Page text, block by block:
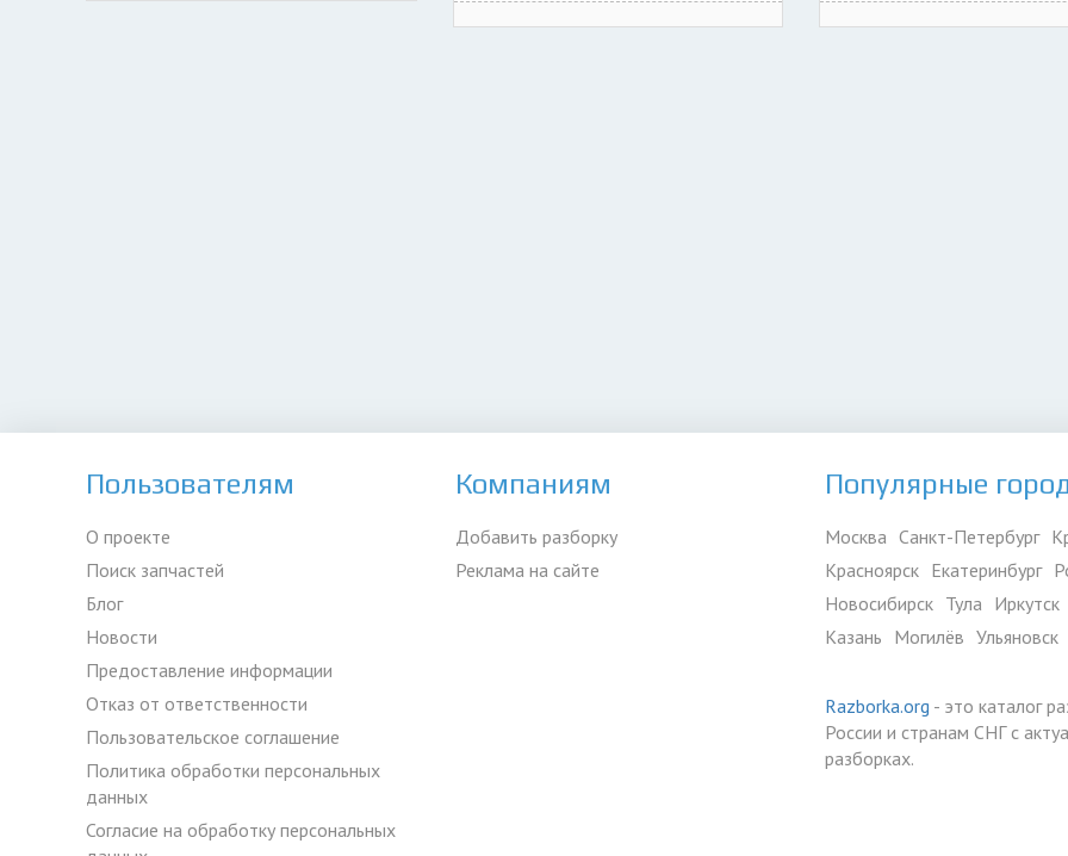
Пользователям
О проекте
Поиск запчастей
Блог
Новости
Предоставление информации
Отказ от ответственности
Пользовательское соглашение
Политика обработки персональных
данных
Согласие на обработку персональных
Компаниям
Добавить разборку
Реклама на сайте
Популярные
Москва Санкт-Петербург
Красноярск Екатеринбург
Новосибирск Тула Иркутск
Казань Могилёв Ульяновск
Razborka.org - это каталог
России и странам СНГ с
разборках.